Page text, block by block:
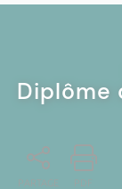
Diplôme
PARTAGE PDF